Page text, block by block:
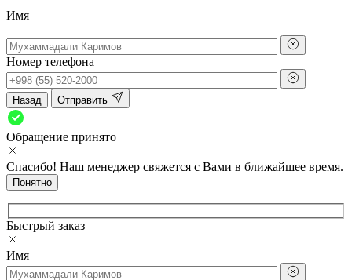
Имя
Номер телефона
Назад Отправить
Обращение принято
Спасибо! Наш менеджер свяжется с Вами в ближайшее время.
Понятно
Быстрый заказ
Имя